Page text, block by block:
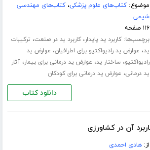
موضوع:کتاب‌های علوم پزشکی،کتاب‌های مهندسی
شیمی
۱۱۶ صفحه
برچسب‌ها:کاربرد ید پایدار،کاربرد ید در صنعت، ترکیبات
ید، عوارض ید رادیواکتیو برای اطرافیان، عوارض ید
رادیواکتیو، ساختار ید، عوارض ید درمانی برای بیمار،آثار
ید درمانی، عوارض ید درمانی برای کودکان
دانلود کتاب
از:هادی احمدی